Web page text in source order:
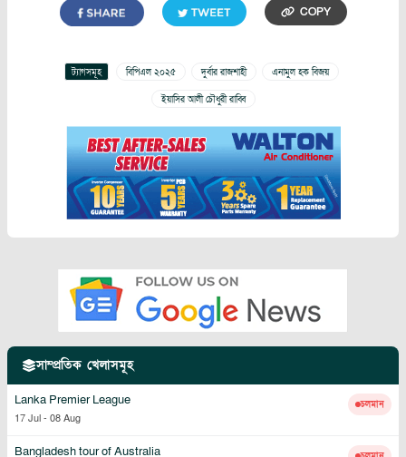
সাম্প্রতিক খেলাসমূহ
Lanka Premier League
17 Jul - 08 Aug
চলমান
Bangladesh tour of Australia
COPY
ট্যাগসমূহ বিপিএল ২০২৫ দুর্বার রাজশাহী এনামুল হক বিজয়
ইয়াসির আলী চৌধুরী রাব্বি